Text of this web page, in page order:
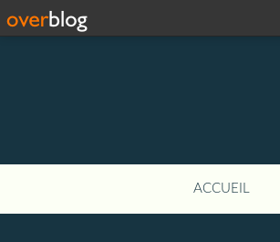
ACCUEIL